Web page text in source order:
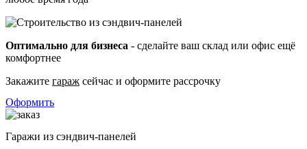
Оптимально для бизнеса - сделайте ваш склад или офис ещё
комфортнее
Закажите гараж сейчас и оформите рассрочку
Оформить
Гаражи из сэндвич-панелей